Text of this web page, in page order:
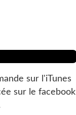
sur l'iTunes
sur le facebook